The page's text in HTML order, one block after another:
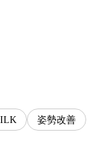
姿勢改善